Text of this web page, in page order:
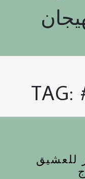
TAG:
للعشيق